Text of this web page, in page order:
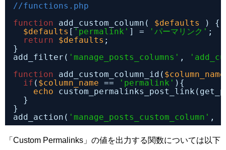
//functions.php
function
add_custom_column( $defaults
) {
$defaults [ 'permalink' ] = 'パーマリンク' ;
return
$defaults ;
}
add_filter( 'manage_posts_columns' ,
function
add_custom_column_id( $column_name
if ( $column_name == 'permalink' ){
echo
}
}
add_action( 'manage_posts_custom_column' ,
「Custom Permalinks」の値を出力する関数については以下